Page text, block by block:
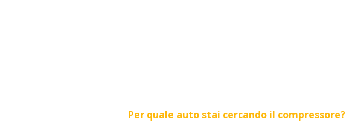
Per quale auto stai cercando il compressore?